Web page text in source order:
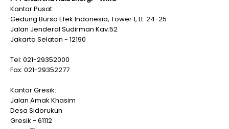
Kantor Pusat:
Gedung Bursa Efek Indonesia, Tower 1, Lt. 24-25
Jalan Jenderal Sudirman Kav.52
Jakarta Selatan - 12190
Tel: 021-29352000
Fax: 021-29352277
Kantor Gresik:
Jalan Amak Khasim
Desa Sidorukun
Gresik - 61112